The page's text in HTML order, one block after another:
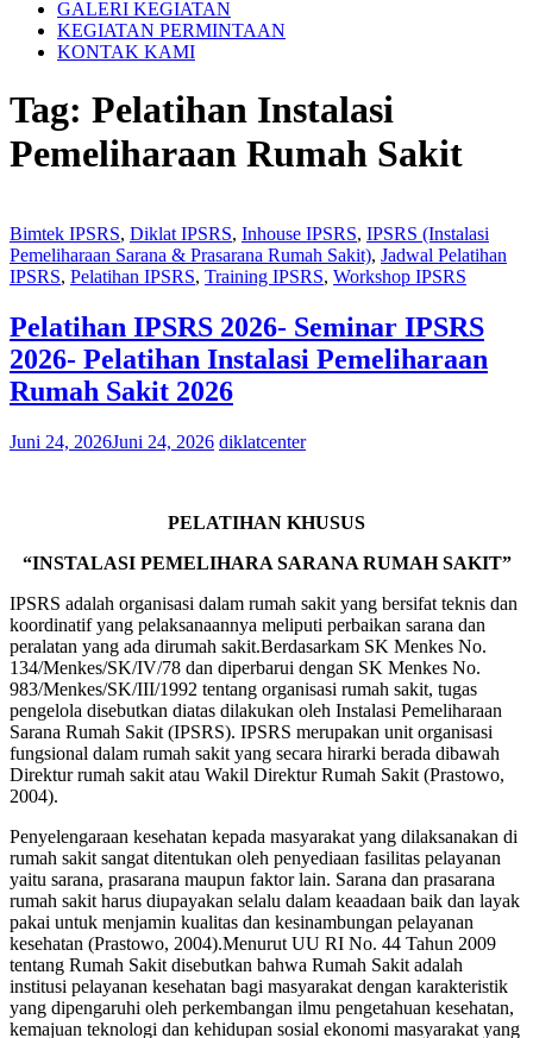
GALERI KEGIATAN
KEGIATAN PERMINTAAN
KONTAK KAMI
Tag: Pelatihan Instalasi
Pemeliharaan Rumah Sakit
Bimtek IPSRS, Diklat IPSRS, Inhouse IPSRS, IPSRS (Instalasi
Pemeliharaan Sarana & Prasarana Rumah Sakit), Jadwal Pelatihan
IPSRS, Pelatihan IPSRS, Training IPSRS, Workshop IPSRS
Pelatihan IPSRS 2026- Seminar IPSRS
2026- Pelatihan Instalasi Pemeliharaan
Rumah Sakit 2026
Juni 24, 2026Juni 24, 2026 diklatcenter
PELATIHAN KHUSUS
“INSTALASI PEMELIHARA SARANA RUMAH SAKIT”
IPSRS adalah organisasi dalam rumah sakit yang bersifat teknis dan
koordinatif yang pelaksanaannya meliputi perbaikan sarana dan
peralatan yang ada dirumah sakit.Berdasarkam SK Menkes No.
134/Menkes/SK/IV/78 dan diperbarui dengan SK Menkes No.
983/Menkes/SK/III/1992 tentang organisasi rumah sakit, tugas
pengelola disebutkan diatas dilakukan oleh Instalasi Pemeliharaan
Sarana Rumah Sakit (IPSRS). IPSRS merupakan unit organisasi
fungsional dalam rumah sakit yang secara hirarki berada dibawah
Direktur rumah sakit atau Wakil Direktur Rumah Sakit (Prastowo,
2004).
Penyelengaraan kesehatan kepada masyarakat yang dilaksanakan di
rumah sakit sangat ditentukan oleh penyediaan fasilitas pelayanan
yaitu sarana, prasarana maupun faktor lain. Sarana dan prasarana
rumah sakit harus diupayakan selalu dalam keaadaan baik dan layak
pakai untuk menjamin kualitas dan kesinambungan pelayanan
kesehatan (Prastowo, 2004).Menurut UU RI No. 44 Tahun 2009
tentang Rumah Sakit disebutkan bahwa Rumah Sakit adalah
institusi pelayanan kesehatan bagi masyarakat dengan karakteristik
yang dipengaruhi oleh perkembangan ilmu pengetahuan kesehatan,
kemajuan teknologi dan kehidupan sosial ekonomi masyarakat yang